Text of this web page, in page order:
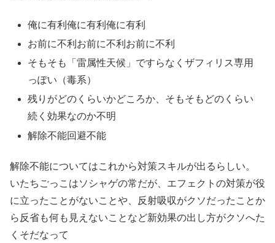
俺に有利俺に有利俺に有利
お前に不利お前に不利お前に不利
そもそも「雷属性天候」ですらなくザフィリス専用
っぽい（毒系）
残りがどのくらいかどころか、そもそもどのくらい
続く効果なのか不明
解除不能回避不能
解除不能についてはこれから対策スキルが出るらしい。
いたちごっこはソシャゲの常だが、エフェクトの対策が役
に立ったことがないことや、反射吸収がクソだったことか
ら反省も何も見えないことなど新効果の出し方がクソへた
くそだなって